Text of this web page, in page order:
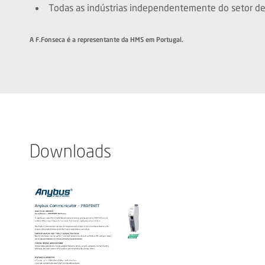
Todas as indústrias independentemente do setor
A F.Fonseca é a representante da HMS em Portugal.
Downloads